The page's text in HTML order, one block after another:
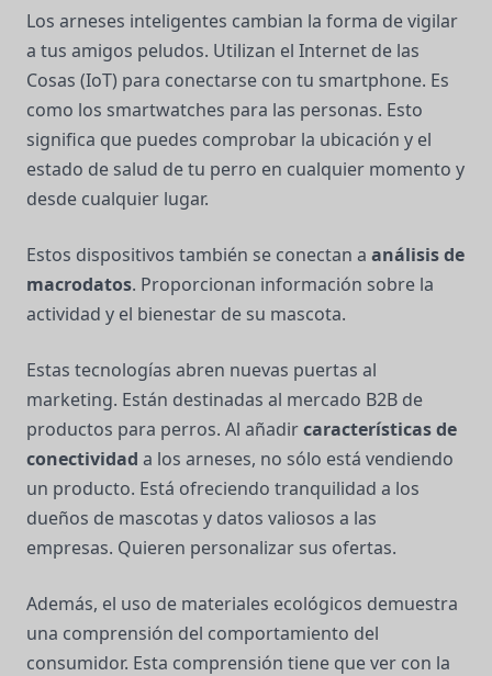
Los arneses inteligentes cambian la forma de vigilar
a tus amigos peludos. Utilizan el Internet de las
Cosas (IoT) para conectarse con tu smartphone. Es
como los smartwatches para las personas. Esto
significa que puedes comprobar la ubicación y el
estado de salud de tu perro en cualquier momento y
desde cualquier lugar.
Estos dispositivos también se conectan a análisis de
macrodatos. Proporcionan información sobre la
actividad y el bienestar de su mascota.
Estas tecnologías abren nuevas puertas al
marketing. Están destinadas al mercado B2B de
productos para perros. Al añadircaracterísticas de
conectividad a los arneses, no sólo está vendiendo
un producto. Está ofreciendo tranquilidad a los
dueños de mascotas y datos valiosos a las
empresas. Quieren personalizar sus ofertas.
Además, el uso de materiales ecológicos demuestra
una comprensión del comportamiento del
consumidor. Esta comprensión tiene que ver con la